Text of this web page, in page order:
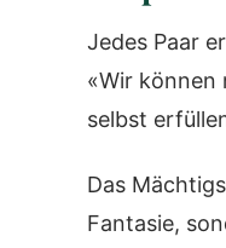
Jedes Paar
«Wir können
selbst
Das
Fantasie,